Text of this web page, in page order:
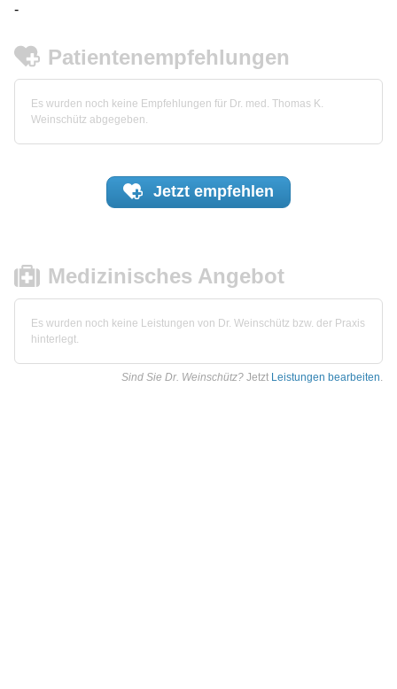
-
Patientenempfehlungen
Es wurden noch keine Empfehlungen für Dr. med. Thomas K.
Weinschütz abgegeben.
Jetzt empfehlen
Medizinisches Angebot
Es wurden noch keine Leistungen von Dr. Weinschütz bzw. der Praxis
hinterlegt.
Sind Sie Dr. Weinschütz? Jetzt Leistungen bearbeiten.